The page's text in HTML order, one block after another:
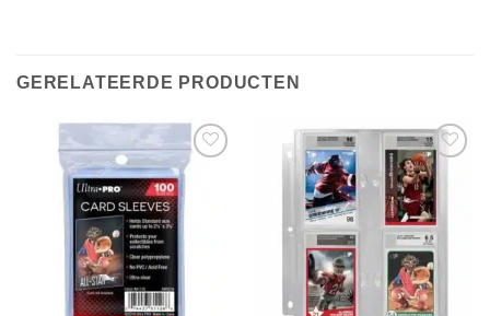
GERELATEERDE PRODUCTEN